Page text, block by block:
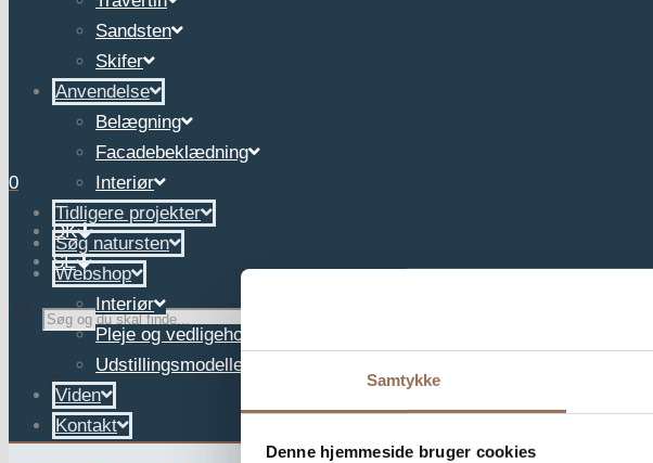
Samtykke
Denne hjemmeside bruger cookies
0
DK
SE
Sandsten
Skifer
Anvendelse
Belægning
Facadebeklædning
Interiør
Tidligere projekter
Søg natursten
Webshop
Interiør
Pleje og vedligehold
Udstillingsmodeller
Viden
Kontakt